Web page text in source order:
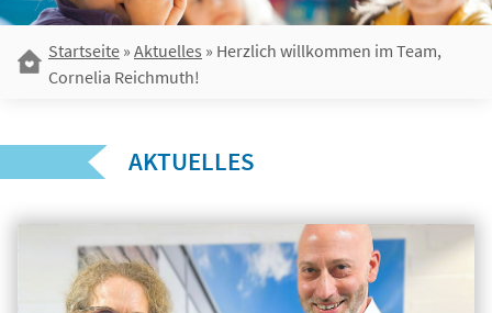
Startseite » Aktuelles » Herzlich willkommen im Team,
Cornelia Reichmuth!
AKTUELLES